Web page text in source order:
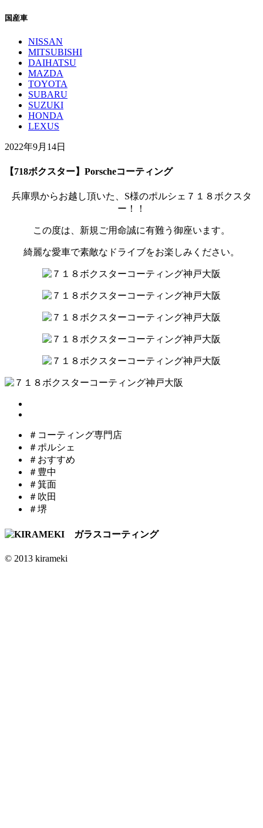
国産車
NISSAN
MITSUBISHI
DAIHATSU
MAZDA
TOYOTA
SUBARU
SUZUKI
HONDA
LEXUS
2022年9月14日
【718ボクスター】Porscheコーティング
兵庫県からお越し頂いた、S様のポルシェ７１８ボクスタ
ー！！
この度は、新規ご用命誠に有難う御座います。
綺麗な愛車で素敵なドライブをお楽しみください。
＃コーティング専門店
＃ポルシェ
＃おすすめ
＃豊中
＃箕面
＃吹田
＃堺
© 2013 kirameki